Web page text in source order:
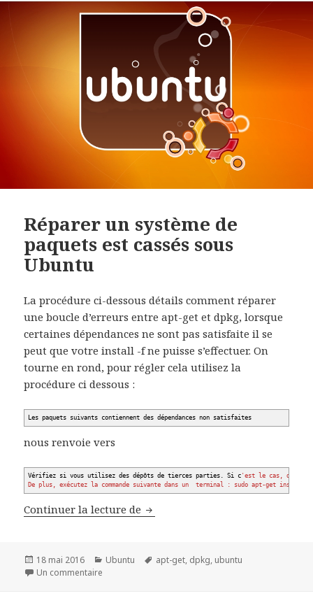
Réparer un système de
paquets est cassés sous
Ubuntu
La procédure ci-dessous détails comment réparer
une boucle d’erreurs entre apt-get et dpkg, lorsque
certaines dépendances ne sont pas satisfaite il se
peut que votre install -f ne puisse s’effectuer. On
tourne en rond, pour régler cela utilisez la
procédure ci dessous :
Les paquets suivants contiennent des dépendances non satisfaites
nous renvoie vers
Vérifiez si vous utilisez des dépôts de tierces parties. Si c 'est le cas,
De plus, exécutez la commande suivante dans un terminal : sudo apt-get install
Continuer la lecture de Réparer un système de paquets
Publié
le
18 mai 2016 Catégories
Ubuntu
Mots-
apt-get, dpkg, ubuntu
Un commentaire